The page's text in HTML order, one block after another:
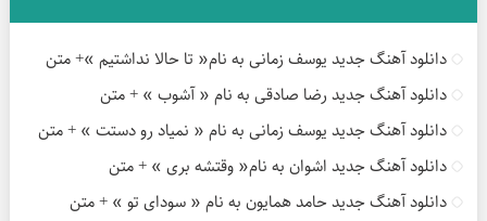
دانلود آهنگ جدید یوسف زمانی به نام« تا حالا نداشتیم »+ متن
دانلود آهنگ جدید رضا صادقی به نام « آشوب » + متن
دانلود آهنگ جدید یوسف زمانی به نام « نمیاد رو دستت » + متن
دانلود آهنگ جدید اشوان به نام« وقتشه بری » + متن
دانلود آهنگ جدید حامد همایون به نام « سودای تو » + متن